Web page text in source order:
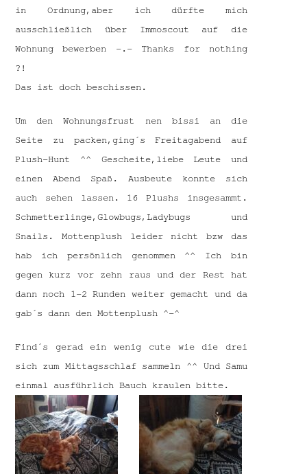
in Ordnung,aber ich dürfte mich
ausschließlich über Immoscout auf die
Wohnung bewerben -.- Thanks for nothing
?!
Das ist doch beschissen.
Um den Wohnungsfrust nen bissi an die
Seite zu packen,ging´s Freitagabend auf
Plush-Hunt ^^ Gescheite,liebe Leute und
einen Abend Spaß. Ausbeute konnte sich
auch sehen lassen. 16 Plushs insgesammt.
Schmetterlinge,Glowbugs,Ladybugs und
Snails. Mottenplush leider nicht bzw das
hab ich persönlich genommen ^^ Ich bin
gegen kurz vor zehn raus und der Rest hat
dann noch 1-2 Runden weiter gemacht und da
gab´s dann den Mottenplush ^-^
Find´s gerad ein wenig cute wie die drei
sich zum Mittagsschlaf sammeln ^^ Und Samu
einmal ausführlich Bauch kraulen bitte.